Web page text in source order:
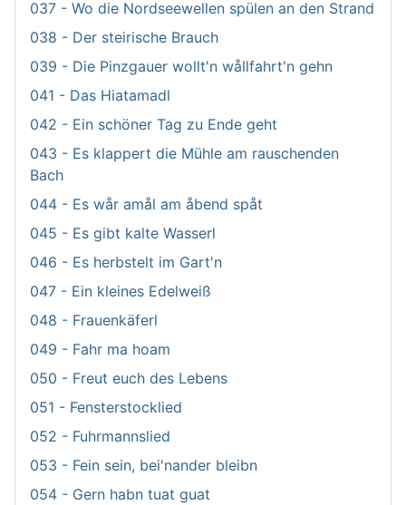
037 - Wo die Nordseewellen spülen an den Strand
038 - Der steirische Brauch
039 - Die Pinzgauer wollt'n wållfahrt'n gehn
041 - Das Hiatamadl
042 - Ein schöner Tag zu Ende geht
043 - Es klappert die Mühle am rauschenden
Bach
044 - Es wår amål am åbend spåt
045 - Es gibt kalte Wasserl
046 - Es herbstelt im Gart'n
047 - Ein kleines Edelweiß
048 - Frauenkäferl
049 - Fahr ma hoam
050 - Freut euch des Lebens
051 - Fensterstocklied
052 - Fuhrmannslied
053 - Fein sein, bei'nander bleibn
054 - Gern habn tuat guat